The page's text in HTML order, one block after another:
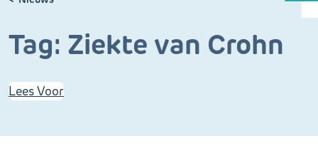
Tag: Ziekte van Crohn
Lees Voor